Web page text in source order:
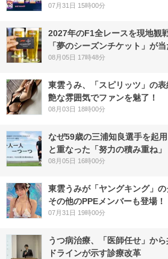
07月31日 15時00分
2027年のF1全レースを現地観
「夢のシーズンチケット」が当
08月05日 17時48分
東雲うみ、「スピリッツ」の
艶な雰囲気でファンを魅了！
08月03日 18時00分
なぜ59歳の三浦知良選手を起
と重なった「努力の積み重ね」
08月05日 16時00分
東雲うみが「ヤングキング」
その他のPPEメンバーも登場！
07月31日 19時00分
うつ病治療、「医師任せ」か
ドラインが示す診療改革